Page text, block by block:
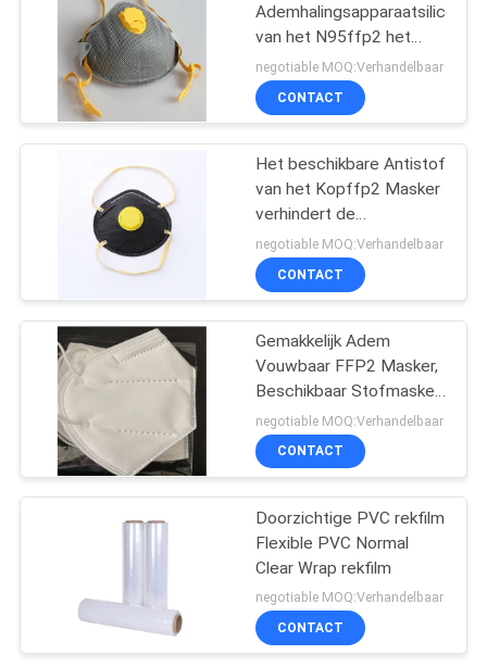
testuitrustingen
vouwbaar kn95-
masker
31
Kopffp2 Masker
Ademhalingsapparaatsilicone
van het N95ffp2 het
Antistof, Beschikbaar
Stofmasker met Klep
negotiable MOQ:Verhandelbaar
CONTACT
Het beschikbare Antistof
van het Kopffp2 Masker
verhindert de
Beschermingsmasker
van het Virusgezicht
negotiable MOQ:Verhandelbaar
CONTACT
Gemakkelijk Adem
Vouwbaar FFP2 Masker,
Beschikbaar Stofmasker
met Hoge
Filtratiecapaciteit
negotiable MOQ:Verhandelbaar
CONTACT
Doorzichtige PVC rekfilm
Flexible PVC Normal
Clear Wrap rekfilm
negotiable MOQ:Verhandelbaar
CONTACT